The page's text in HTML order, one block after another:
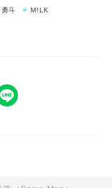
斗
M!LK